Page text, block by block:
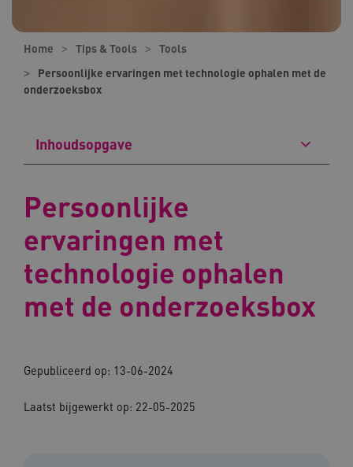
Home Tips & Tools
Tools
Persoonlijke ervaringen met technologie ophalen met de
onderzoeksbox
Inhoudsopgave
Persoonlijke
ervaringen met
technologie ophalen
met de onderzoeksbox
Gepubliceerd op: 13-06-2024
Laatst bijgewerkt op: 22-05-2025